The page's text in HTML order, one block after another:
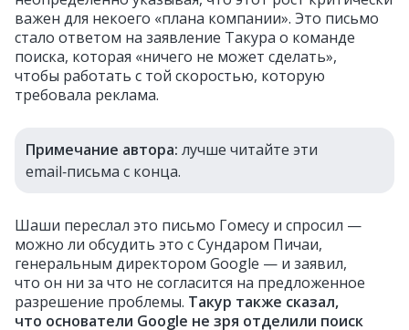
важен для некоего «плана компании». Это письмо
стало ответом на заявление Такура о команде
поиска, которая «ничего не может сделать»,
чтобы работать с той скоростью, которую
требовала реклама.
Примечание автора: лучше читайте эти
email‑письма с конца.
Шаши переслал это письмо Гомесу и спросил —
можно ли обсудить это с Сундаром Пичаи,
генеральным директором Google — и заявил,
что он ни за что не согласится на предложенное
разрешение проблемы. Такур также сказал,
что основатели Google не зря отделили поиск